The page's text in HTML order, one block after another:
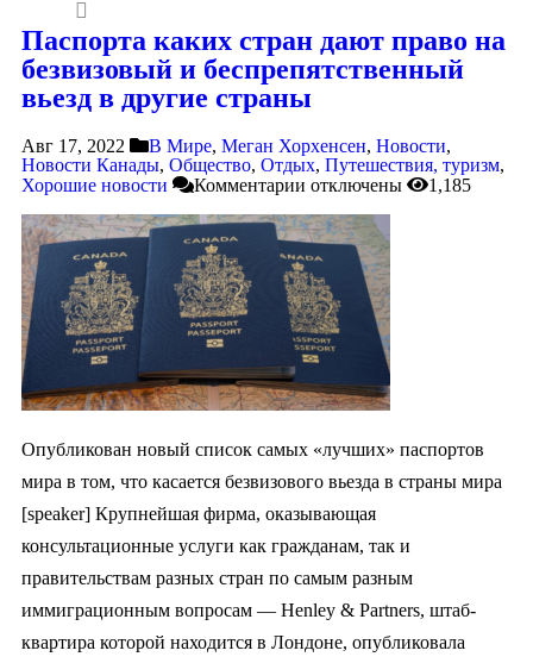
Паспорта каких стран дают право на
безвизовый и беспрепятственный
вьезд в другие страны
Авг 17, 2022 В Мире, Меган Хорхенсен, Новости,
Новости Канады, Общество, Отдых, Путешествия, туризм,
Хорошие новости
Комментарии отключены 1,185
Опубликован новый список самых «лучших» паспортов
мира в том, что касается безвизового вьезда в страны мира
[speaker] Крупнейшая фирма, оказывающая
консультационные услуги как гражданам, так и
правительствам разных стран по самым разным
иммиграционным вопросам — Henley & Partners, штаб-
квартира которой находится в Лондоне, опубликовала